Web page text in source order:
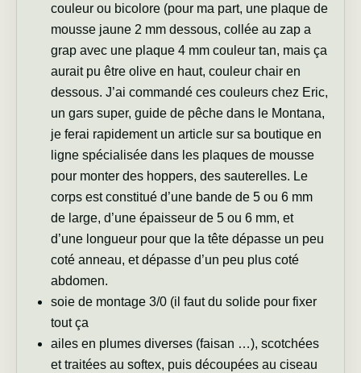
couleur ou bicolore (pour ma part, une plaque de
mousse jaune 2 mm dessous, collée au zap a
grap avec une plaque 4 mm couleur tan, mais ça
aurait pu être olive en haut, couleur chair en
dessous. J’ai commandé ces couleurs chez Eric,
un gars super, guide de pêche dans le Montana,
je ferai rapidement un article sur sa boutique en
ligne spécialisée dans les plaques de mousse
pour monter des hoppers, des sauterelles. Le
corps est constitué d’une bande de 5 ou 6 mm
de large, d’une épaisseur de 5 ou 6 mm, et
d’une longueur pour que la tête dépasse un peu
coté anneau, et dépasse d’un peu plus coté
abdomen.
soie de montage 3/0 (il faut du solide pour fixer
tout ça
ailes en plumes diverses (faisan …), scotchées
et traitées au softex, puis découpées au ciseau